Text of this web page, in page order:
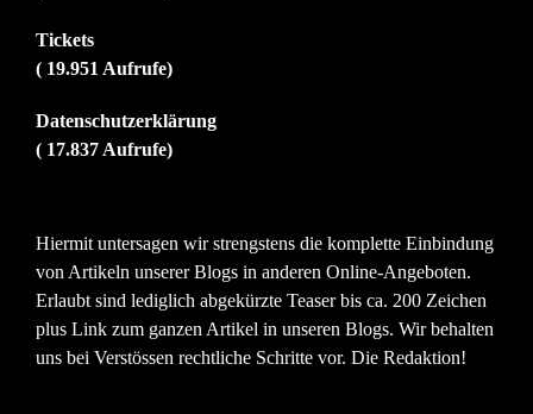
Tickets
( 19.951 Aufrufe)
Datenschutzerklärung
( 17.837 Aufrufe)
Hiermit untersagen wir strengstens die komplette Einbindung
von Artikeln unserer Blogs in anderen Online-Angeboten.
Erlaubt sind lediglich abgekürzte Teaser bis ca. 200 Zeichen
plus Link zum ganzen Artikel in unseren Blogs. Wir behalten
uns bei Verstössen rechtliche Schritte vor. Die Redaktion!